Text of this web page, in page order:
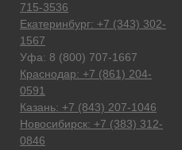
715-3536
Екатеринбург: +7 (343) 302-
1567
Уфа: 8 (800) 707-1667
Краснодар: +7 (861) 204-
0591
Казань: +7 (843) 207-1046
Новосибирск: +7 (383) 312-
0846